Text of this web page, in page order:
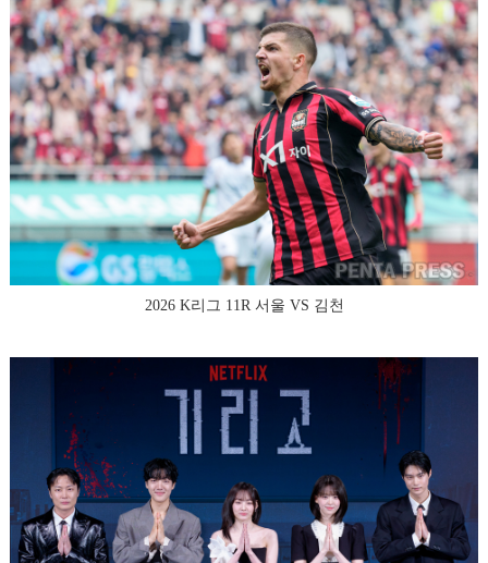
2026 K리그 11R 서울 VS 김천